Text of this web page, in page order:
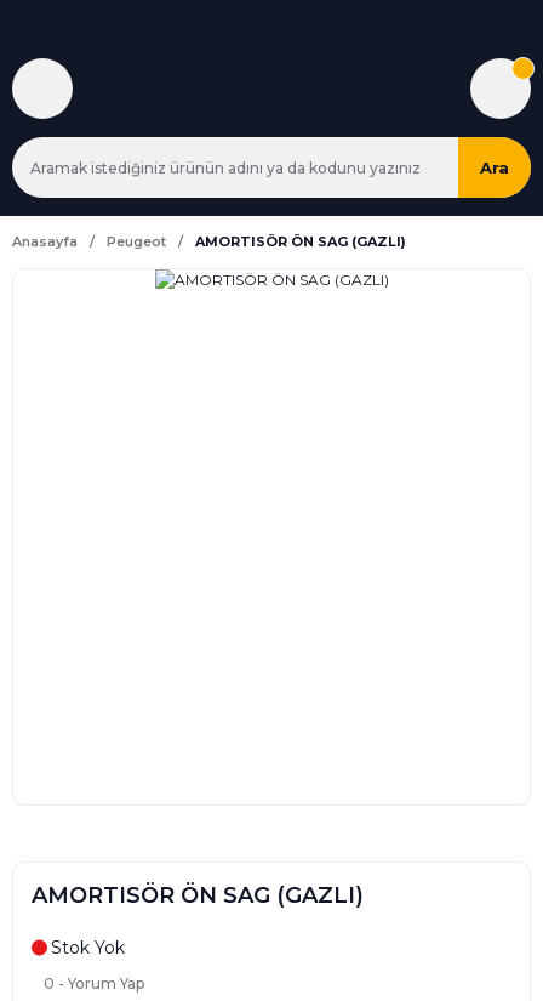
Ara
Anasayfa Peugeot AMORTISÖR ÖN SAG (GAZLI)
AMORTISÖR ÖN SAG (GAZLI)
Stok Yok
0 - Yorum Yap